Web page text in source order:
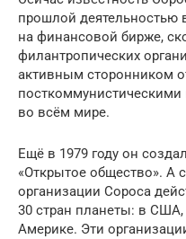
прошлой деятельностью
на финансовой бирже,
филантропических
активным сторонником
во всём мире.
Ещё в 1979 году он
«Открытое общество». А
организации Сороса
30 стран планеты: в
Америке. Эти